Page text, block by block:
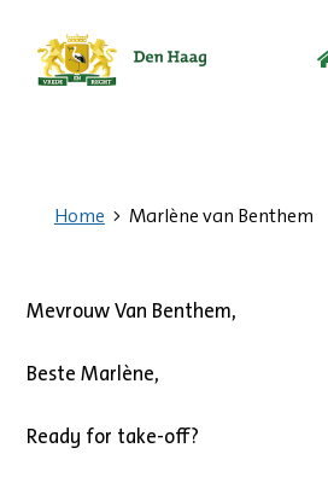
Ga
Home Marlène van Benthem
Mevrouw Van Benthem,
Beste Marlène,
Ready for take-off?